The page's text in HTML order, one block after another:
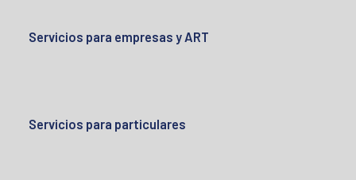
Servicios para empresas y ART
Servicios para particulares